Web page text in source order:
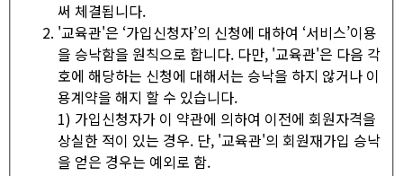
써 체결됩니다.
'교육관'은 ‘가입신청자’의 신청에 대하여 ‘서비스’이용
을 승낙함을 원칙으로 합니다. 다만, '교육관'은 다음 각
호에 해당하는 신청에 대해서는 승낙을 하지 않거나 이
용계약을 해지 할 수 있습니다.
1) 가입신청자가 이 약관에 의하여 이전에 회원자격을
상실한 적이 있는 경우. 단, '교육관'의 회원재가입 승낙
을 얻은 경우는 예외로 함.